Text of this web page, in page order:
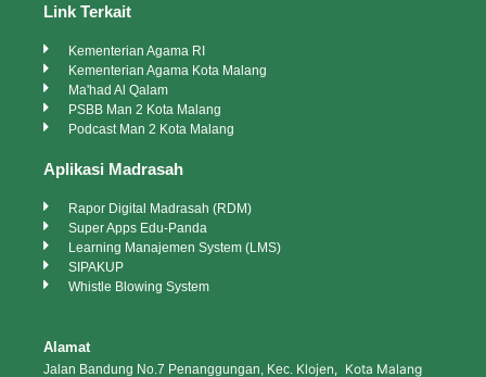
Link Terkait
Kementerian Agama RI
Kementerian Agama Kota Malang
Ma'had Al Qalam
PSBB Man 2 Kota Malang
Podcast Man 2 Kota Malang
Aplikasi Madrasah
Rapor Digital Madrasah (RDM)
Super Apps Edu-Panda
Learning Manajemen System (LMS)
SIPAKUP
Whistle Blowing System
Alamat
Jalan Bandung No.7 Penanggungan, Kec. Klojen, Kota Malang